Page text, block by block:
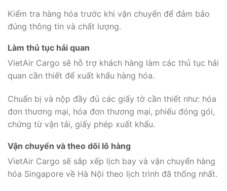
Kiểm tra hàng hóa trước khi vận chuyển để đảm bảo
đúng thông tin và chất lượng.
Làm thủ tục hải quan
VietAir Cargo sẽ hỗ trợ khách hàng làm các thủ tục hải
quan cần thiết để xuất khẩu hàng hóa.
Chuẩn bị và nộp đầy đủ các giấy tờ cần thiết như: hóa
đơn thương mại, hóa đơn thương mại, phiếu đóng gói,
chứng từ vận tải, giấy phép xuất khẩu.
Vận chuyển và theo dõi lô hàng
VietAir Cargo sẽ sắp xếp lịch bay và vận chuyển hàng
hóa Singapore về Hà Nội theo lịch trình đã thống nhất.